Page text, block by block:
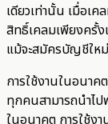
เดียวเท่านั้น เมื่อเ
สิทธิ์เคลมเพียงครั้ง
แม้จะสมัครบัญชีให
การใช้งานในอนาค
ทุกคนสามารถนำไ
ในอนาคต การใช้ง